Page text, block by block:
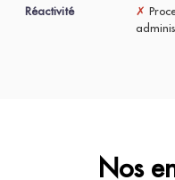
Réactivité ✗
Nos